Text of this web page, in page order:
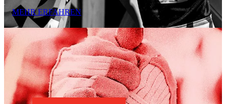
MEHR ERFAHREN